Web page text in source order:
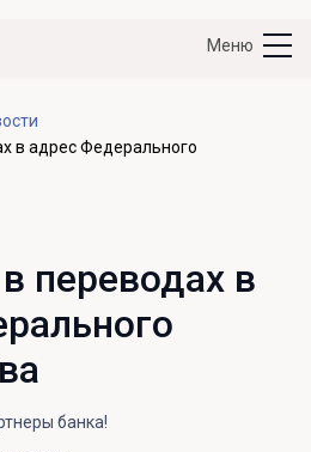
Меню
в адрес Федерального
переводах в
банка!